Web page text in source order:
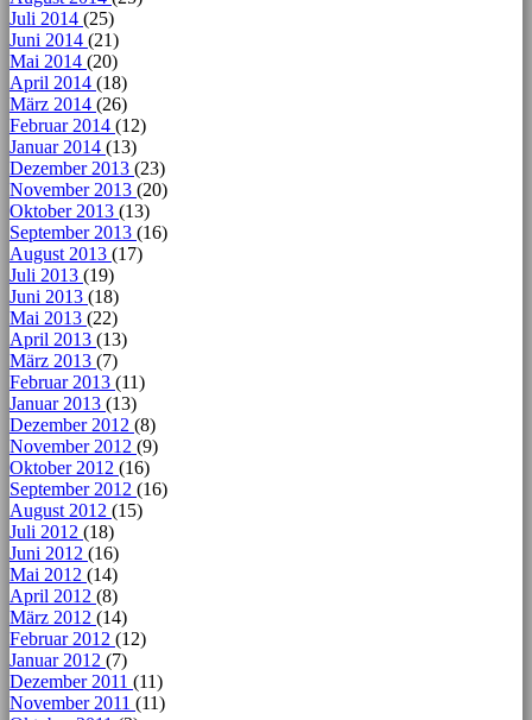
Juli 2014 (25)
Juni 2014 (21)
Mai 2014 (20)
April 2014 (18)
März 2014 (26)
Februar 2014 (12)
Januar 2014 (13)
Dezember 2013 (23)
November 2013 (20)
Oktober 2013 (13)
September 2013 (16)
August 2013 (17)
Juli 2013 (19)
Juni 2013 (18)
Mai 2013 (22)
April 2013 (13)
März 2013 (7)
Februar 2013 (11)
Januar 2013 (13)
Dezember 2012 (8)
November 2012 (9)
Oktober 2012 (16)
September 2012 (16)
August 2012 (15)
Juli 2012 (18)
Juni 2012 (16)
Mai 2012 (14)
April 2012 (8)
März 2012 (14)
Februar 2012 (12)
Januar 2012 (7)
Dezember 2011 (11)
November 2011 (11)